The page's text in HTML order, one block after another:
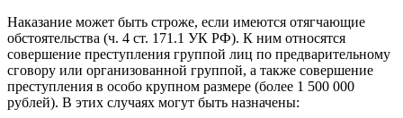
Наказание может быть строже, если имеются отягчающие
обстоятельства (ч. 4 ст. 171.1 УК РФ). К ним относятся
совершение преступления группой лиц по предварительному
сговору или организованной группой, а также совершение
преступления в особо крупном размере (более 1 500 000
рублей). В этих случаях могут быть назначены: